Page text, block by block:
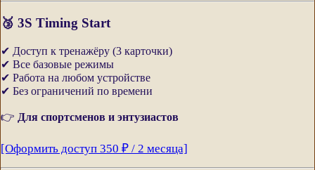
🥉 3S Timing Start
✔ Доступ к тренажёру (3 карточки)
✔ Все базовые режимы
✔ Работа на любом устройстве
✔ Без ограничений по времени
👉 Для спортсменов и энтузиастов
[Оформить доступ 350 ₽ / 2 месяца]